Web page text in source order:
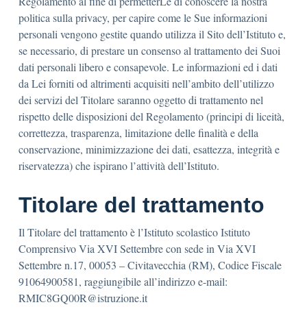
politica sulla privacy, per capire come le Sue informazioni
personali vengono gestite quando utilizza il Sito dell’Istituto e,
se necessario, di prestare un consenso al trattamento dei Suoi
dati personali libero e consapevole. Le informazioni ed i dati
da Lei forniti od altrimenti acquisiti nell’ambito dell’utilizzo
dei servizi del Titolare saranno oggetto di trattamento nel
rispetto delle disposizioni del Regolamento (principi di liceità,
correttezza, trasparenza, limitazione delle finalità e della
conservazione, minimizzazione dei dati, esattezza, integrità e
riservatezza) che ispirano l’attività dell’Istituto.
Titolare del trattamento
Il Titolare del trattamento è l’Istituto scolastico Istituto
Comprensivo Via XVI Settembre con sede in Via XVI
Settembre n.17, 00053 – Civitavecchia (RM), Codice Fiscale
91064900581, raggiungibile all’indirizzo e-mail:
RMIC8GQ00R@istruzione.it